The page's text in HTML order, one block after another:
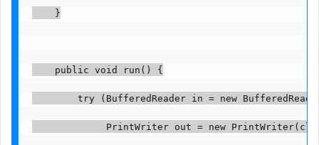
    }
    public void run() {
try (BufferedReader in = new
PrintWriter out = new